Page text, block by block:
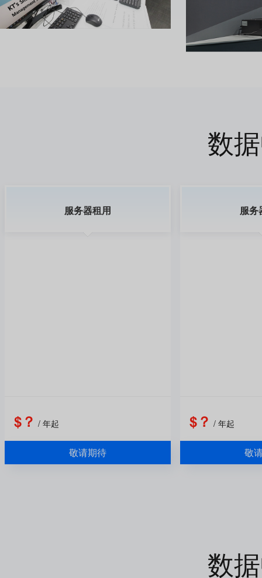
数
服务器租用
$？ / 年起
敬请期待
服务
$？ / 年起
敬
数